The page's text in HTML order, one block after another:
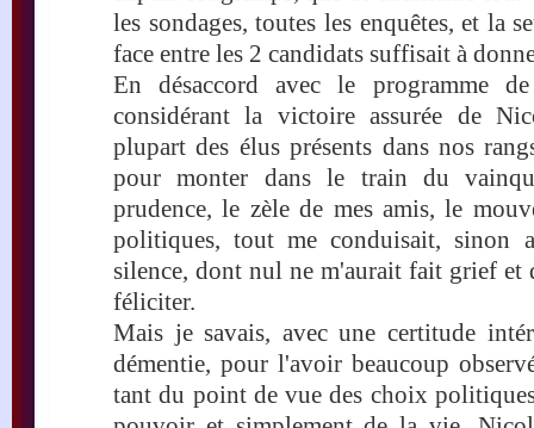
les sondages, toutes les enquêtes, et la
face entre les 2 candidats suffisait à
En désaccord avec le programme
considérant la victoire assurée de
plupart des élus présents dans nos
pour monter dans le train du
prudence, le zèle de mes amis, le
politiques, tout me conduisait, sinon
silence, dont nul ne m'aurait fait grief et
féliciter.
Mais je savais, avec une certitude
démentie, pour l'avoir beaucoup
tant du point de vue des choix